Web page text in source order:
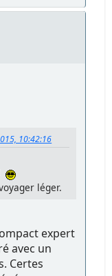
10:42:16
!
léger.
expert
avec un
Certes